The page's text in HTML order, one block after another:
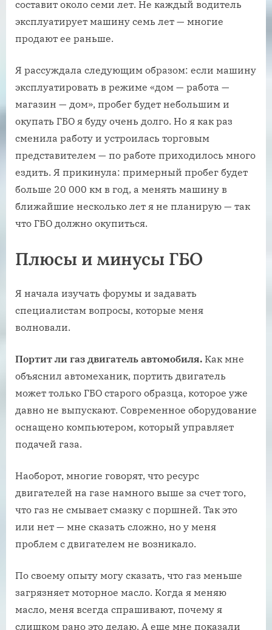
составит около семи лет. Не каждый водитель
эксплуатирует машину семь лет — многие
продают ее раньше.
Я рассуждала следующим образом: если машину
эксплуатировать в режиме «дом — работа —
магазин — дом», пробег будет небольшим и
окупать ГБО я буду очень долго. Но я как раз
сменила работу и устроилась торговым
представителем — по работе приходилось много
ездить. Я прикинула: примерный пробег будет
больше 20 000 км в год, а менять машину в
ближайшие несколько лет я не планирую — так
что ГБО должно окупиться.
Плюсы и минусы ГБО
Я начала изучать форумы и задавать
специалистам вопросы, которые меня
волновали.
Портит ли газ двигатель автомобиля. Как мне
объяснил автомеханик, портить двигатель
может только ГБО старого образца, которое уже
давно не выпускают. Современное оборудование
оснащено компьютером, который управляет
подачей газа.
Наоборот, многие говорят, что ресурс
двигателей на газе намного выше за счет того,
что газ не смывает смазку с поршней. Так это
или нет — мне сказать сложно, но у меня
проблем с двигателем не возникало.
По своему опыту могу сказать, что газ меньше
загрязняет моторное масло. Когда я меняю
масло, меня всегда спрашивают, почему я
слишком рано это делаю. А еще мне показали